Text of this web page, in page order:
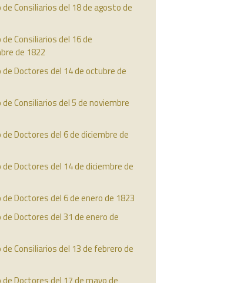
Consiliarios del 18 de agosto de
Consiliarios del 16 de
de 1822
Doctores del 14 de octubre de
Consiliarios del 5 de noviembre
Doctores del 6 de diciembre de
Doctores del 14 de diciembre de
Doctores del 6 de enero de 1823
Doctores del 31 de enero de
Consiliarios del 13 de febrero de